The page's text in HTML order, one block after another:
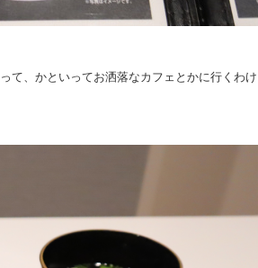
て、かといってお洒落なカフェとかに行くわけ